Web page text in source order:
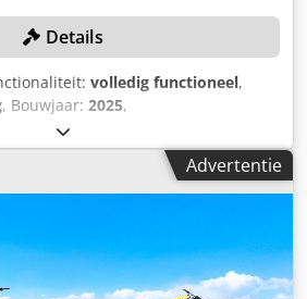
Details
volledig functioneel,
, Bouwjaar: 2025,
0029550112301129
TRUCK, type: MP 360,
aansluitingen en bak,
nieuw, 13,5 pk, operationeel
motor: Briggs & Stratton,
pk, benzinemotor die zorgt voor een
een lange levensduur,
– bijzonderheden: – compact
Advertentie